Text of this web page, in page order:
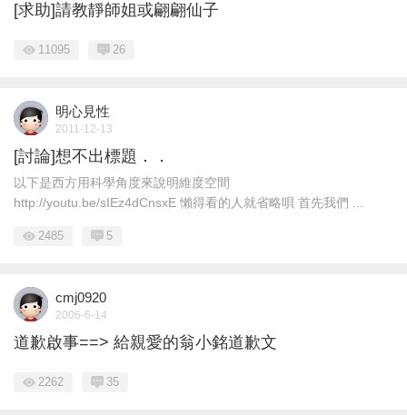
[求助]請教靜師姐或翩翩仙子
11095 26
明心見性
2011-12-13
[討論]想不出標題．．
以下是西方用科學角度來說明維度空間
http://youtu.be/sIEz4dCnsxE 懶得看的人就省略唄 首先我們 ...
2485 5
cmj0920
2006-6-14
道歉啟事==> 給親愛的翁小銘道歉文
2262 35